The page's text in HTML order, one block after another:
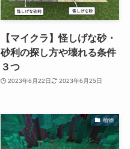
【マイクラ】怪しげな砂・
砂利の探し方や壊れる条件
３つ
2023年6月22日 2023年6月25日
植物